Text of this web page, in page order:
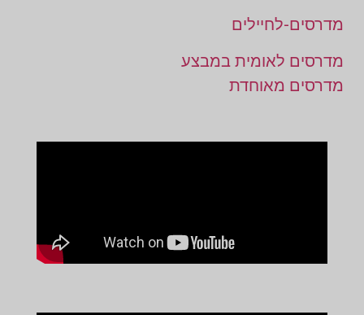
מדרסים-לחיילים
מדרסים לאומית במבצע
מדרסים מאוחדת